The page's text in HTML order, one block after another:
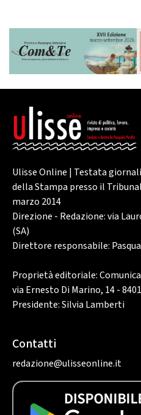
Ulisse Online | Testata
della Stampa presso il
marzo 2014
Direzione - Redazione: via
(SA)
Direttore responsabile:
Proprietà editoriale:
via Ernesto Di Marino, 14 -
Presidente: Silvia Lamberti
Contatti
redazione@ulisseonline.it